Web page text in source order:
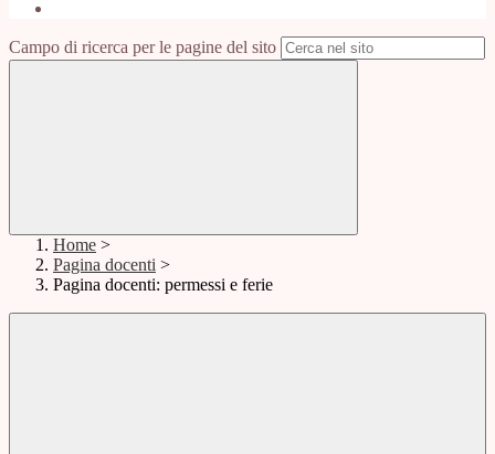
Campo di ricerca per le pagine del sito
Home >
Pagina docenti >
Pagina docenti: permessi e ferie